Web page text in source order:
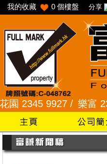
我的收藏 0 個樓盤 分享
/樂富 2321 2287 /